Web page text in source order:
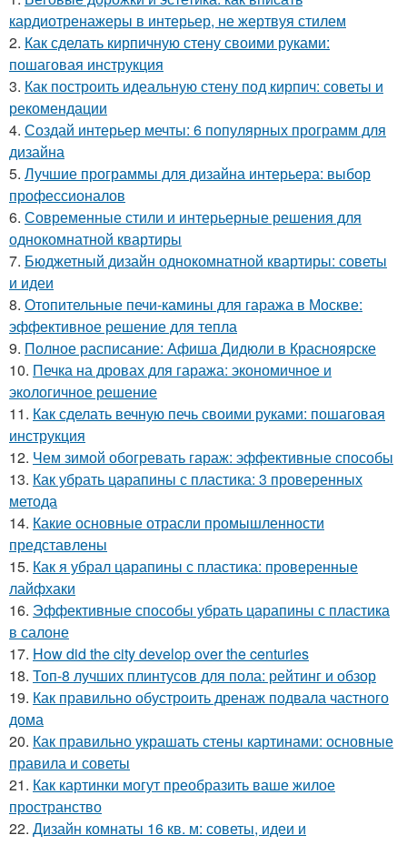
кардиотренажеры в интерьер, не жертвуя стилем
2. Как сделать кирпичную стену своими руками:
пошаговая инструкция
3. Как построить идеальную стену под кирпич: советы и
рекомендации
4. Создай интерьер мечты: 6 популярных программ для
дизайна
5. Лучшие программы для дизайна интерьера: выбор
профессионалов
6. Современные стили и интерьерные решения для
однокомнатной квартиры
7. Бюджетный дизайн однокомнатной квартиры: советы
и идеи
8. Отопительные печи-камины для гаража в Москве:
эффективное решение для тепла
9. Полное расписание: Афиша Дидюли в Красноярске
10. Печка на дровах для гаража: экономичное и
экологичное решение
11. Как сделать вечную печь своими руками: пошаговая
инструкция
12. Чем зимой обогревать гараж: эффективные способы
13. Как убрать царапины с пластика: 3 проверенных
метода
14. Какие основные отрасли промышленности
представлены
15. Как я убрал царапины с пластика: проверенные
лайфхаки
16. Эффективные способы убрать царапины с пластика
в салоне
17. How did the city develop over the centuries
18. Топ-8 лучших плинтусов для пола: рейтинг и обзор
19. Как правильно обустроить дренаж подвала частного
дома
20. Как правильно украшать стены картинами: основные
правила и советы
21. Как картинки могут преобразить ваше жилое
пространство
22. Дизайн комнаты 16 кв. м: советы, идеи и